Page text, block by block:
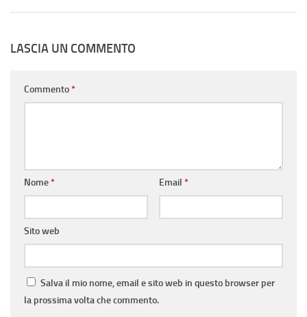
LASCIA UN COMMENTO
Commento*
Nome* Email *
Sito web
Salva il mio nome, email e sito web in questo browser per
la prossima volta che commento.